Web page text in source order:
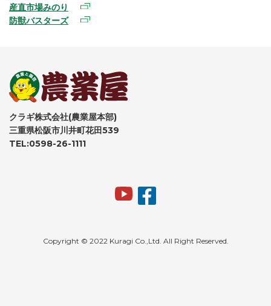
産直市場みのり
防獣バスターズ
クラギ株式会社(農業屋本部)
三重県松阪市川井町花田539
TEL:0598-26-1111
Copyright © 2022 Kuragi Co.,Ltd. All Right Reserved.